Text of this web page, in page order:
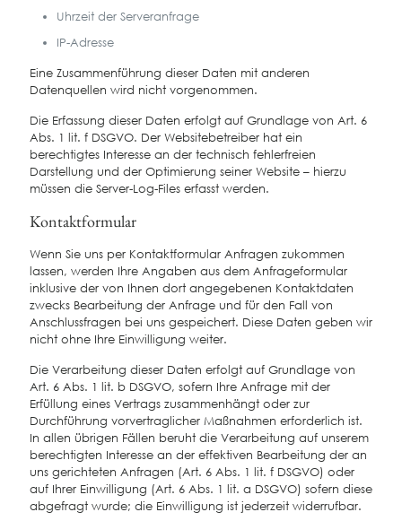
Uhrzeit der Serveranfrage
IP-Adresse
Eine Zusammenführung dieser Daten mit anderen
Datenquellen wird nicht vorgenommen.
Die Erfassung dieser Daten erfolgt auf Grundlage von Art. 6
Abs. 1 lit. f DSGVO. Der Websitebetreiber hat ein
berechtigtes Interesse an der technisch fehlerfreien
Darstellung und der Optimierung seiner Website – hierzu
müssen die Server-Log-Files erfasst werden.
Kontaktformular
Wenn Sie uns per Kontaktformular Anfragen zukommen
lassen, werden Ihre Angaben aus dem Anfrageformular
inklusive der von Ihnen dort angegebenen Kontaktdaten
zwecks Bearbeitung der Anfrage und für den Fall von
Anschlussfragen bei uns gespeichert. Diese Daten geben wir
nicht ohne Ihre Einwilligung weiter.
Die Verarbeitung dieser Daten erfolgt auf Grundlage von
Art. 6 Abs. 1 lit. b DSGVO, sofern Ihre Anfrage mit der
Erfüllung eines Vertrags zusammenhängt oder zur
Durchführung vorvertraglicher Maßnahmen erforderlich ist.
In allen übrigen Fällen beruht die Verarbeitung auf unserem
berechtigten Interesse an der effektiven Bearbeitung der an
uns gerichteten Anfragen (Art. 6 Abs. 1 lit. f DSGVO) oder
auf Ihrer Einwilligung (Art. 6 Abs. 1 lit. a DSGVO) sofern diese
abgefragt wurde; die Einwilligung ist jederzeit widerrufbar.